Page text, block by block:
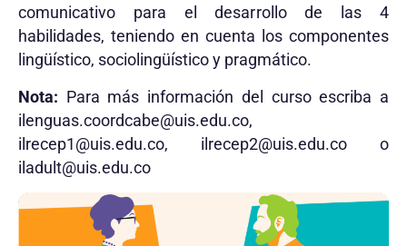
comunicativo para el desarrollo de las 4
habilidades, teniendo en cuenta los componentes
lingüístico, sociolingüístico y pragmático.
Nota: Para más información del curso escriba a
ilenguas.coordcabe@uis.edu.co,
ilrecep1@uis.edu.co, ilrecep2@uis.edu.co o
iladult@uis.edu.co